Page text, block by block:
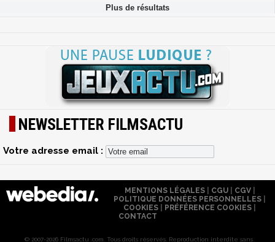
NEWSLETTER FILMSACTU
Votre adresse email :
MENTIONS LÉGALES| CGU| CGV|
POLITIQUE DONNÉES PERSONNELLES
COOKIES
PRÉFÉRENCE COOKIES
CONTACT
© 2007-2026 Filmsactu .com. Tous droits réservés. Reproduction interdite sans